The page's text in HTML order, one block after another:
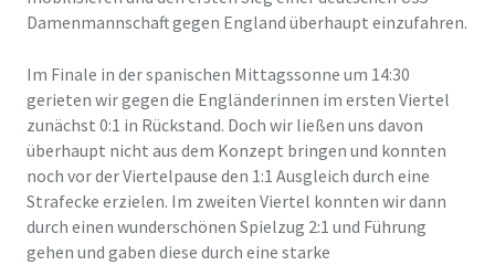
Damenmannschaft gegen England überhaupt einzufahren.
Im Finale in der spanischen Mittagssonne um 14:30
gerieten wir gegen die Engländerinnen im ersten Viertel
zunächst 0:1 in Rückstand. Doch wir ließen uns davon
überhaupt nicht aus dem Konzept bringen und konnten
noch vor der Viertelpause den 1:1 Ausgleich durch eine
Strafecke erzielen. Im zweiten Viertel konnten wir dann
durch einen wunderschönen Spielzug 2:1 und Führung
gehen und gaben diese durch eine starke